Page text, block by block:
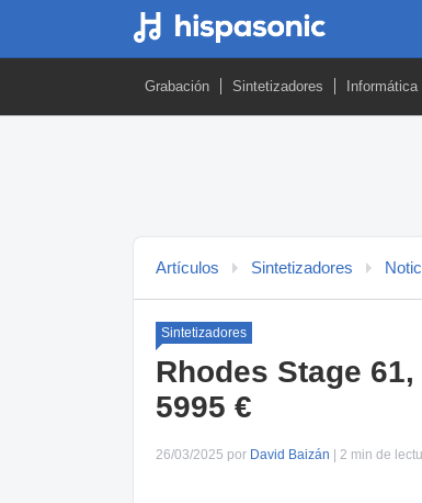
Grabación Sintetizadores Informática
Artículos Sintetizadores
Sintetizadores
Rhodes Stage
5995 €
26/03/2025 por David Baizán | 2 min de